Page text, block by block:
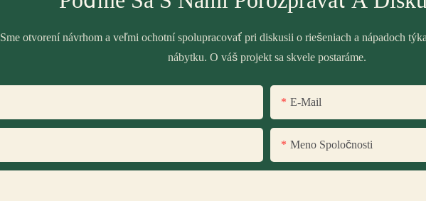
Sme otvorení návrhom a veľmi ochotní spolupracovať pri diskusii o riešeniach a nápadoch
nábytku. O váš projekt sa skvele postaráme.
E-Mail
Meno Spoločnosti